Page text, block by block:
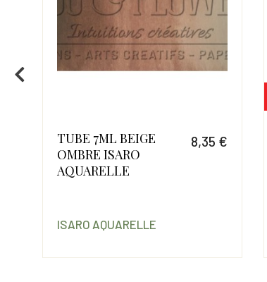
TUBE 7ML BEIGE
OMBRE ISARO
AQUARELLE
8,35 €
ISARO AQUARELLE